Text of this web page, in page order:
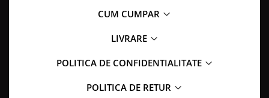
CUM CUMPAR
LIVRARE
POLITICA DE CONFIDENTIALITATE
POLITICA DE RETUR